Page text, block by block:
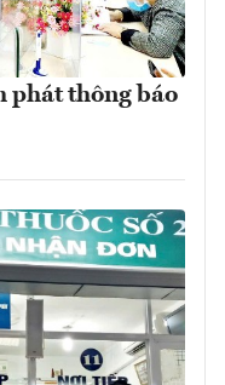
phát thông báo